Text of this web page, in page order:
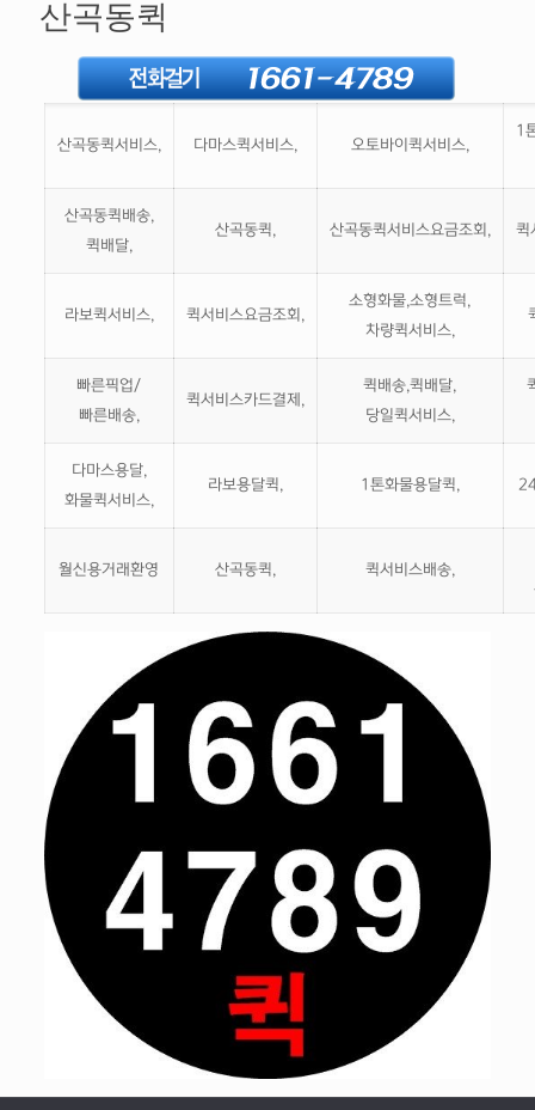
산곡동퀵
산곡동퀵서비스, 다마스퀵서비스, 오토바이퀵서비스,
1
산곡동퀵배송,
퀵배달,
산곡동퀵, 산곡동퀵서비스요금조회, 퀵
라보퀵서비스, 퀵서비스요금조회,
소형화물,소형트럭,
차량퀵서비스,
빠른픽업/
빠른배송,
퀵서비스카드결제,
퀵배송,퀵배달,
당일퀵서비스,
다마스용달,
화물퀵서비스,
라보용달퀵, 1톤화물용달퀵,
월신용거래환영 산곡동퀵,
퀵서비스배송,